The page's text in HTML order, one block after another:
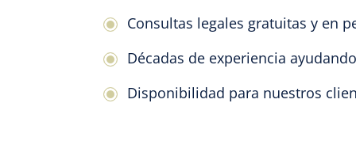
Consultas legales gratuitas y en
Décadas de experiencia
Disponibilidad para nuestros